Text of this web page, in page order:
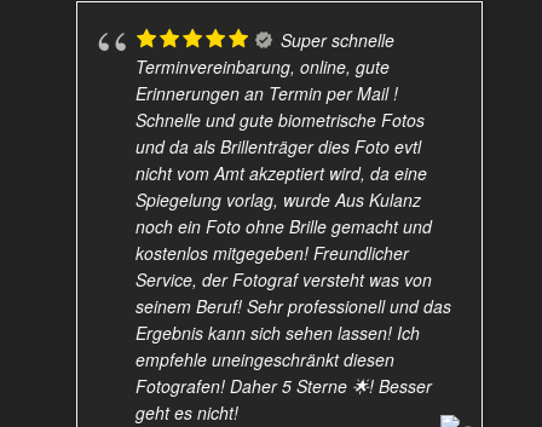
Super schnelle
Terminvereinbarung, online, gute
Erinnerungen an Termin per Mail !
Schnelle und gute biometrische Fotos
und da als Brillenträger dies Foto evtl
nicht vom Amt akzeptiert wird, da eine
Spiegelung vorlag, wurde Aus Kulanz
noch ein Foto ohne Brille gemacht und
kostenlos mitgegeben! Freundlicher
Service, der Fotograf versteht was von
seinem Beruf! Sehr professionell und das
Ergebnis kann sich sehen lassen! Ich
empfehle uneingeschränkt diesen
Fotografen! Daher 5 Sterne 🌟! Besser
geht es nicht!